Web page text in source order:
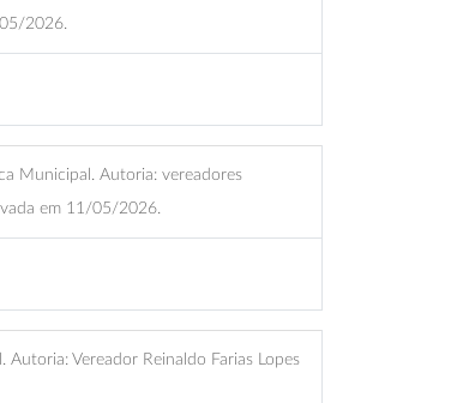
2026.
Municipal. Autoria: vereadores
em 11/05/2026.
Vereador Reinaldo Farias Lopes